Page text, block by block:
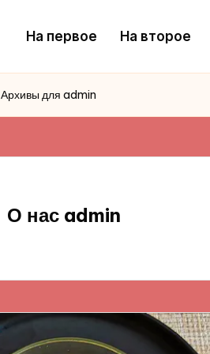
На первое На второе
Архивы для admin
О нас admin